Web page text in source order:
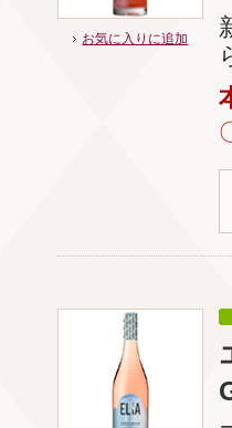
お気に入りに追加